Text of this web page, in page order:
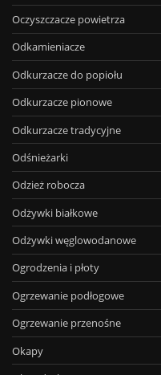
Oczyszczacze powietrza
Odkamieniacze
Odkurzacze do popiołu
Odkurzacze pionowe
Odkurzacze tradycyjne
Odśnieżarki
Odzież robocza
Odżywki białkowe
Odżywki węglowodanowe
Ogrodzenia i płoty
Ogrzewanie podłogowe
Ogrzewanie przenośne
Okapy